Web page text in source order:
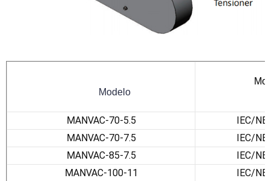
            Modelo
Motor
MANVAC-70-5.5
IEC/
MANVAC-70-7.5
IEC/
MANVAC-85-7.5
IEC/
MANVAC-100-11
IEC/